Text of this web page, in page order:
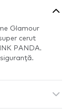
Glamour
cerut
PANDA.